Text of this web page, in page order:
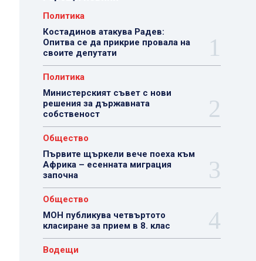
Политика
Костадинов атакува Радев:
Опитва се да прикрие провала на
своите депутати
Политика
Министерският съвет с нови
решения за държавната
собственост
Общество
Първите щъркели вече поеха към
Африка – есенната миграция
започна
Общество
МОН публикува четвъртото
класиране за прием в 8. клас
Водещи